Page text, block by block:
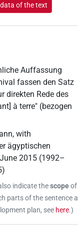
of the text
Auffassung
fassen den Satz
direkten Rede des
à terre" (bezogen
, with
ägyptischen
2015 (1992–
)
indicate thescopeof
parts of the sentence a
plan, see here.)